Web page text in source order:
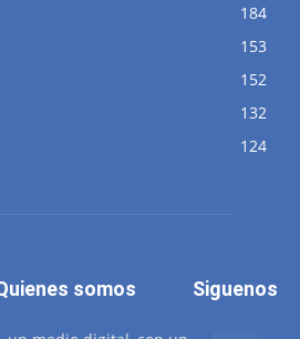
184
153
152
132
124
somos Siguenos